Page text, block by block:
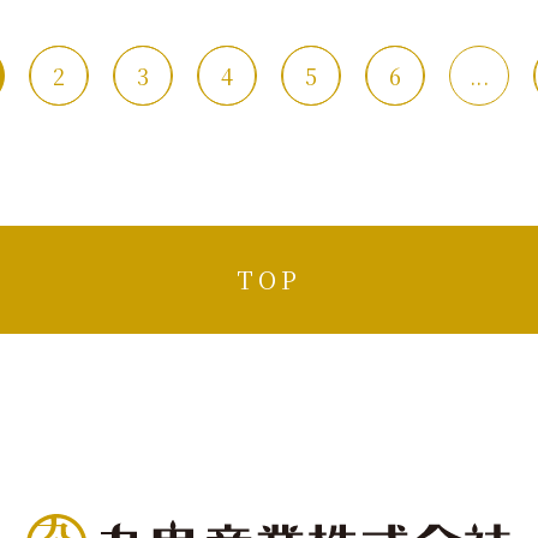
2 3 4 5 6 ...
TOP